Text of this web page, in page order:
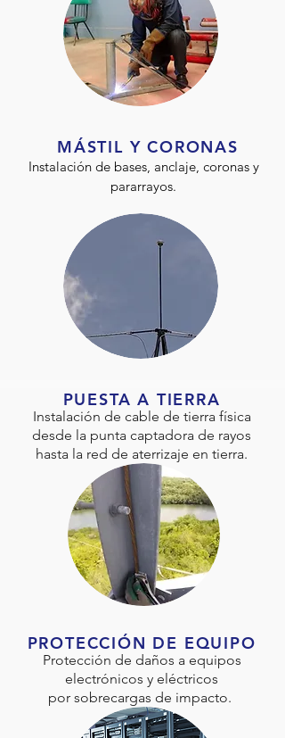
MÁSTIL Y CORONAS
Instalación de bases, anclaje, coronas y
pararrayos.
PUESTA A TIERRA
Instalación de cable de tierra física
desde la punta captadora de rayos
hasta la red de aterrizaje en tierra.
PROTECCIÓN DE EQUIPO
Protección de daños a equipos
electrónicos y eléctricos
por sobrecargas de impacto.